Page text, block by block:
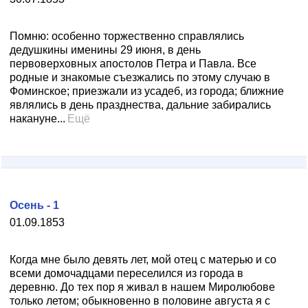
Помню: особенно торжественно справлялись
дедушкины именины 29 июня, в день
первоверховных апостолов Петра и Павла. Все
родные и знакомые съезжались по этому случаю в
Фоминское; приезжали из усадеб, из города; ближние
являлись в день празднества, дальние забирались
накануне... Ещё
01.09.1853
Осень - 1
Когда мне было девять лет, мой отец с матерью и со
всеми домочадцами переселился из города в
деревню. До тех пор я живал в нашем Миролюбове
только летом; обыкновенно в половине августа я с